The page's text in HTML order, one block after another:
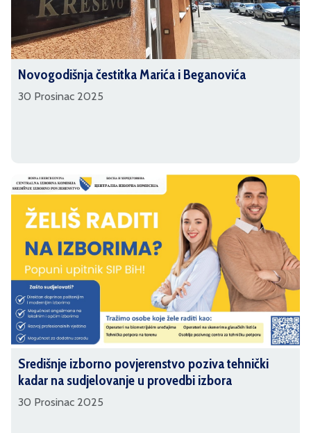
Novogodišnja čestitka Marića i Beganovića
30 Prosinac 2025
Središnje izborno povjerenstvo poziva tehnički
kadar na sudjelovanje u provedbi izbora
30 Prosinac 2025